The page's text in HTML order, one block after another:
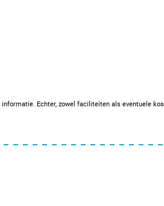
Echter, zowel faciliteiten als eventuele